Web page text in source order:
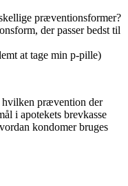
præventionsformer?
der passer bedst til
at tage min p-pille)
prævention der
i apotekets brevkasse
kondomer bruges